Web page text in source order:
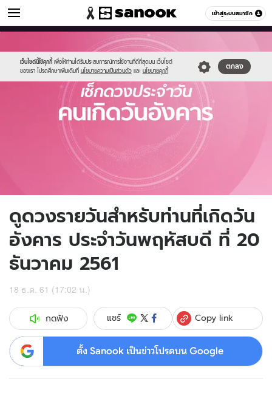
เข้าสู่ระบบสมาชิก
ดูดวง หมวดอื่นๆ
เว็บไซต์นี้ใช้คุกกี้ เพื่อให้ท่านได้รับประสบการณ์การใช้งานที่ดีที่สุดบน เว็บไซต์
ของเรา โปรดศึกษาเพิ่มเติมที่ นโยบายความเป็นส่วนตัว และ นโยบายคุกกี้
ตกลง
//s.isanook.com/sr/0/images/logo-
new-
sanook.png
//s.isanook.com/ho/0/ud/fxd/day/tuesday.jpg
ดูดวงรายวันสำหรับท่านที่เกิดวัน
อังคาร ประจำวันพฤหัสบดี ที่ 20
ธันวาคม 2561
18 ธ.ค. 61 (17:02 น.)
กดฟัง แชร์ Copy link
ตั้ง Sanook เป็นข่าวโปรดบน Google